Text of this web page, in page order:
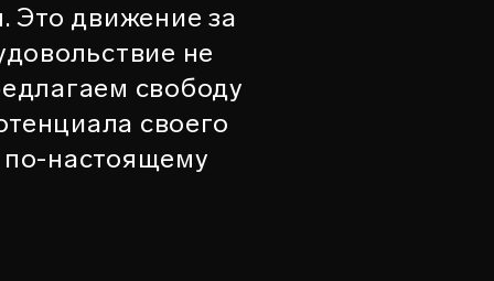
Это движение за
не
свободу
своего
по-настоящему